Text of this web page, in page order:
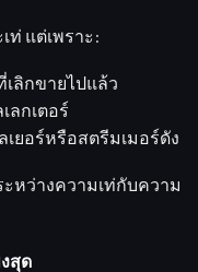
ท่ แต่เพราะ:
ลิกขายไปแล้ว
ลกเตอร์
ยอร์หรือสตรีมเมอร์ดัง
หว่างความเท่กับความ
สุด